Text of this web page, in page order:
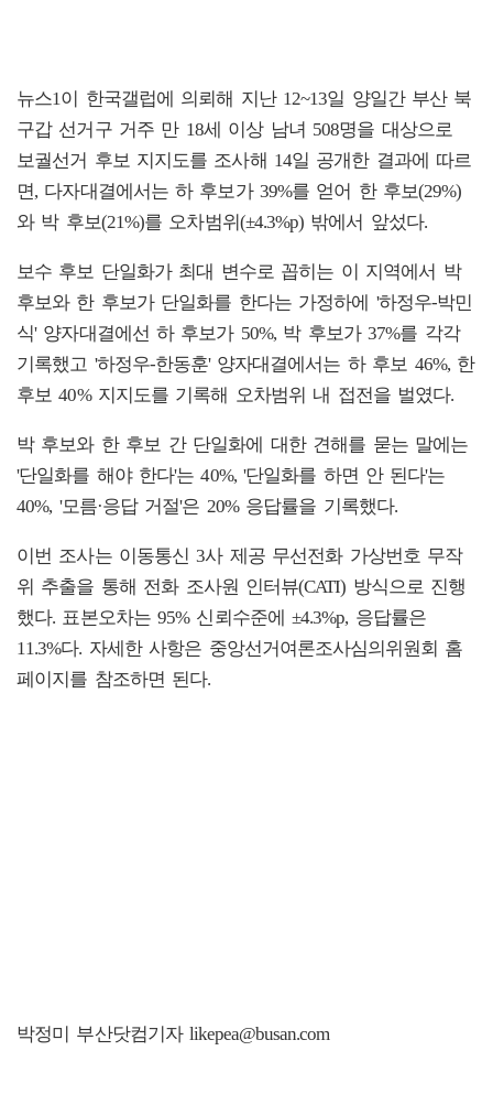
뉴스1이 한국갤럽에 의뢰해 지난 12~13일 양일간 부산 북
구갑 선거구 거주 만 18세 이상 남녀 508명을 대상으로
보궐선거 후보 지지도를 조사해 14일 공개한 결과에 따르
면, 다자대결에서는 하 후보가 39%를 얻어 한 후보(29%)
와 박 후보(21%)를 오차범위(±4.3%p) 밖에서 앞섰다.
보수 후보 단일화가 최대 변수로 꼽히는 이 지역에서 박
후보와 한 후보가 단일화를 한다는 가정하에 '하정우-박민
식' 양자대결에선 하 후보가 50%, 박 후보가 37%를 각각
기록했고 '하정우-한동훈' 양자대결에서는 하 후보 46%, 한
후보 40% 지지도를 기록해 오차범위 내 접전을 벌였다.
박 후보와 한 후보 간 단일화에 대한 견해를 묻는 말에는
'단일화를 해야 한다'는 40%, '단일화를 하면 안 된다'는
40%, '모름·응답 거절'은 20% 응답률을 기록했다.
이번 조사는 이동통신 3사 제공 무선전화 가상번호 무작
위 추출을 통해 전화 조사원 인터뷰(CATI) 방식으로 진행
했다. 표본오차는 95% 신뢰수준에 ±4.3%p, 응답률은
11.3%다. 자세한 사항은 중앙선거여론조사심의위원회 홈
페이지를 참조하면 된다.
박정미 부산닷컴기자 likepea@busan.com